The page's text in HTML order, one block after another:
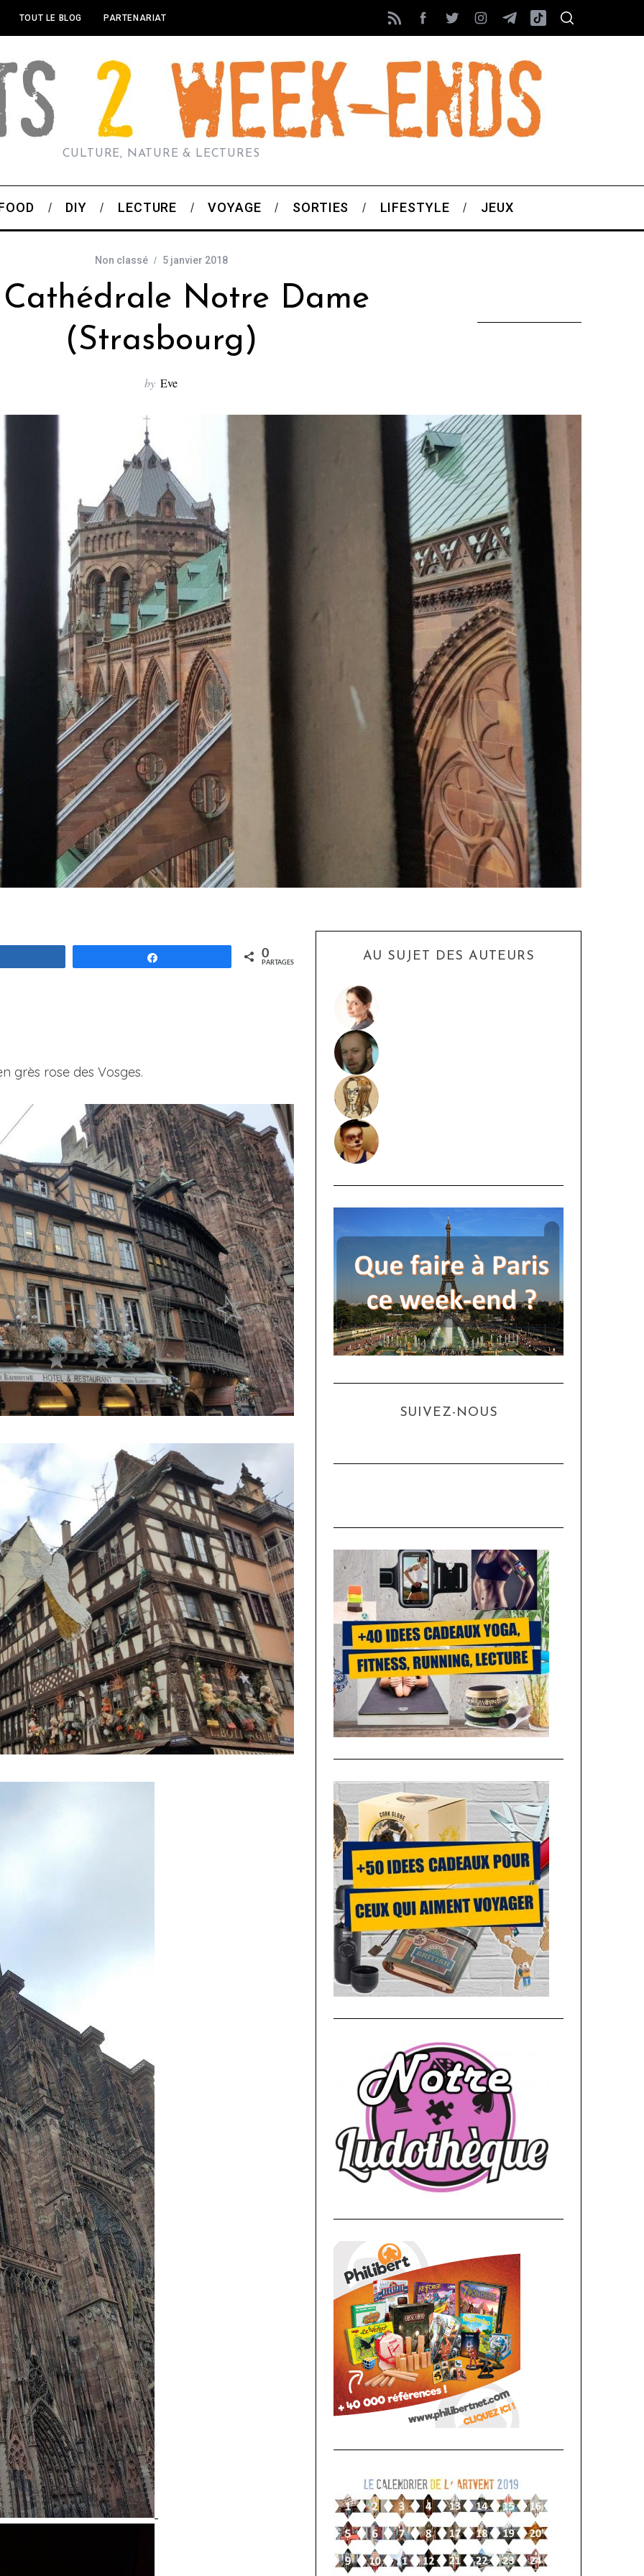
TOUT LE BLOG PARTENARIAT
CULTURE, NATURE & LECTURES
DIY LECTURE VOYAGE SORTIES LIFESTYLE JEUX
Non classé 5 janvier 2018
Notre Dame
(Strasbourg)
by Eve
0
PARTAGES
grès rose des Vosges.
AU SUJET DES AUTEURS
SUIVEZ-NOUS